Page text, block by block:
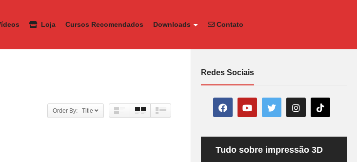
Loja Cursos Recomendados Downloads Contato
Order By: Title
Redes Sociais
Tudo sobre impressão 3D